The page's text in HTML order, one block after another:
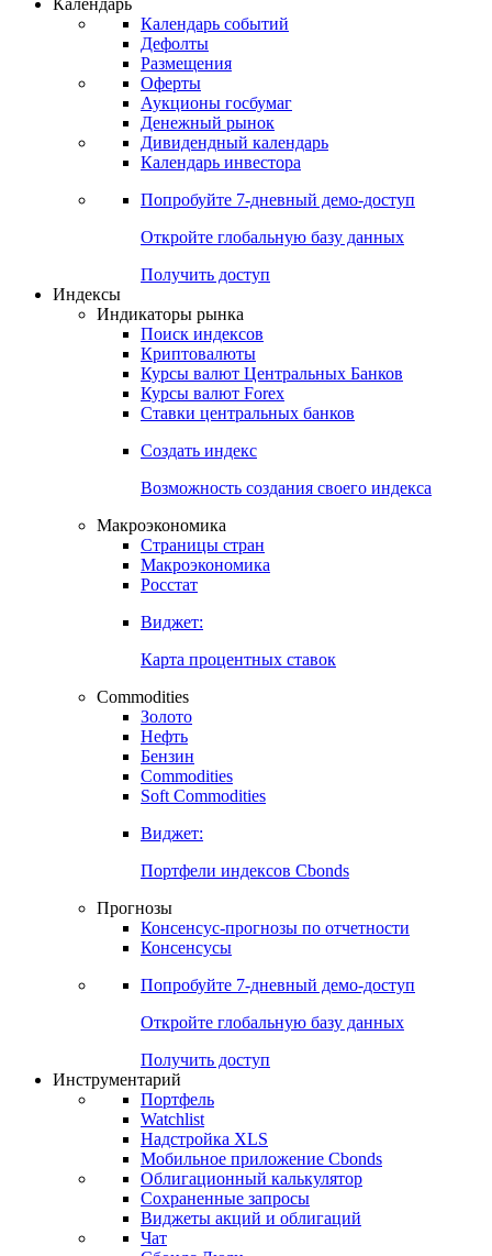
Откройте глобальную базу данных
Получить доступ
Календарь
Календарь событий
Дефолты
Размещения
Оферты
Денежный рынок
Календарь инвестора
Попробуйте7-дневный
Откройте глобальную базу данных
Получить доступ
Индикаторы рынка
Поиск индексов
Курсы валют Центральных Банков
Ставки центральных банков
Создать индекс
Возможность создания своего индекса
Страницы стран
Росстат
Виджет:
Карта процентных ставок
Commodities
Золото
Бензин
Soft Commodities
Виджет:
Портфели индексов Cbonds
Прогнозы
Консенсусы
Попробуйте7-дневный
Откройте глобальную базу данных
Получить доступ
Инструментарий
Портфель
Watchlist
Надстройка XLS
Мобильное приложение Cbonds